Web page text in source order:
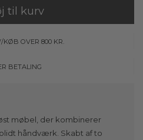
til kurv
KØB OVER 800 KR.
BETALING
møbel, der kombinerer
håndværk. Skabt af to